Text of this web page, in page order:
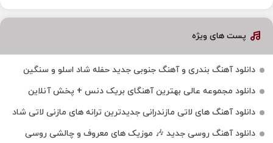
پست های ویژه
دانلود آهنگ بندری و آهنگ جنوبی جدید حفله شاد اسلو و سنگین
دانلود مجموعه عالی بهترین آهنگای بریک دنس + پخش آنلاین
دانلود آهنگ‌ های لاتی مازندرانی جدیدترین ترانه های مازنی لاتی شاد
دانلود آهنگ روسی جدید 🎶 موزیک‌ های معروف و چالشی روسی